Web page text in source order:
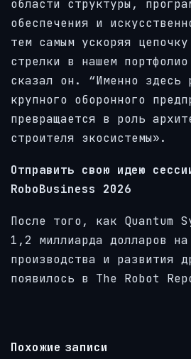
области структуры,
обеспечения и
тем самым ускоряя
стрелки в нашем
сказал он. “Именно здесь
крупного оборонного
превращается в роль
строителя экосистемы».
Отправить свою идею
RoboBusiness 2026
После того, как Quantum
1,2 миллиарда долларов на
производства и развития
появилось в The Robot
Похожие записи